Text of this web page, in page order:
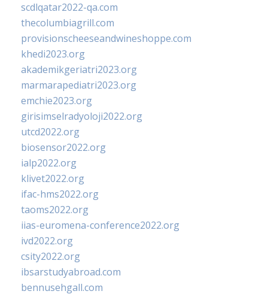
scdlqatar2022-qa.com
thecolumbiagrill.com
provisionscheeseandwineshoppe.com
khedi2023.org
akademikgeriatri2023.org
marmarapediatri2023.org
emchie2023.org
girisimselradyoloji2022.org
utcd2022.org
biosensor2022.org
ialp2022.org
klivet2022.org
ifac-hms2022.org
taoms2022.org
iias-euromena-conference2022.org
ivd2022.org
csity2022.org
ibsarstudyabroad.com
bennusehgall.com